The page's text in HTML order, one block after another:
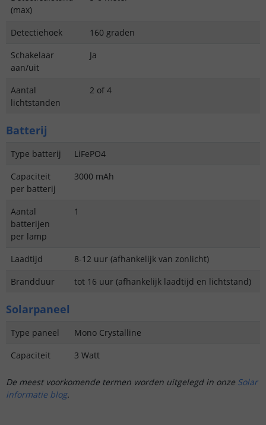
(max)
Detectiehoek
160 graden
Schakelaar
aan/uit
Ja
Aantal
lichtstanden
2 of 4
Batterij
Type batterij
LiFePO4
Capaciteit
per batterij
3000 mAh
Aantal
batterijen
per lamp
1
Laadtijd
8-12 uur (afhankelijk van zonlicht)
Brandduur
tot 16 uur (afhankelijk laadtijd en lichtstand)
Solarpaneel
Type paneel
Mono Crystalline
Capaciteit
3 Watt
De meest voorkomende termen worden uitgelegd in onze Solar
informatie blog.